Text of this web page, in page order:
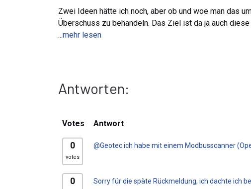
Zwei Ideen hätte ich noch, aber ob und woe man das
Überschuss zu behandeln. Das Ziel ist da ja auch
...mehr lesen
Antworten:
Votes Antwort
0
votes
@Geotec ich habe mit einem Modbusscanner
0 Sorry für die späte Rückmeldung, ich dachte ich